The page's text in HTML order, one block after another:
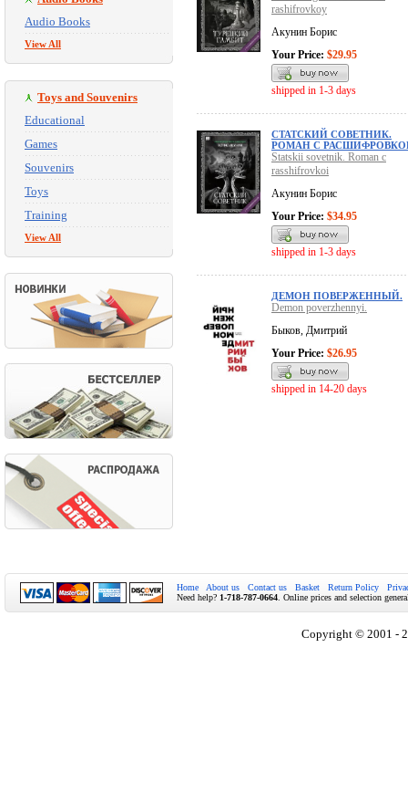
Audio Books
View All
Toys and Souvenirs
Educational
Games
Souvenirs
Toys
Training
View All
rashifrovkoy
Акунин Борис
Your Price: $29.95
shipped in 1-3 days
СТАТСКИЙ СОВЕТНИК.
РОМАН С
Statskii sovetnik. Roman c
rasshifrovkoi
Акунин Борис
Your Price: $34.95
shipped in 1-3 days
ДЕМОН ПОВЕРЖЕННЫЙ.
Demon poverzhennyi.
Быков, Дмитрий
Your Price: $26.95
shipped in 14-20 days
Home About us Contact us Basket Return Policy
Need help? 1-718-787-0664 . Online prices and selection
Copyright © 2001 -